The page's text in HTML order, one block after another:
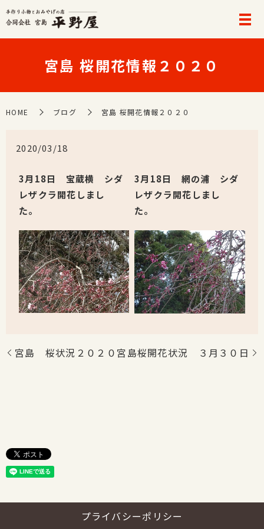
宮島 桜開花情報２０２０
HOME ブログ 宮島 桜開花情報２０２０
2020/03/18
3月18日 宝蔵横 シダ
レザクラ開花しまし
た。
3月18日 網の浦 シダ
レザクラ開花しまし
た。
宮島 桜状況２０２０ 宮島桜開花状況 ３月３０日
プライバシーポリシー